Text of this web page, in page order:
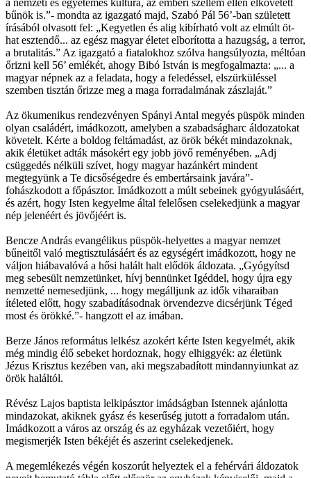
bűnök is.”- mondta az igazgató majd, Szabó Pál 56’-ban született
írásából olvasott fel: „Kegyetlen és alig kibírható volt az elmúlt öt-
hat esztendő... az egész magyar életet elborította a hazugság, a terror,
a brutalitás.” Az igazgató a fiatalokhoz szólva hangsúlyozta, méltóan
őrizni kell 56’ emlékét, ahogy Bibó István is megfogalmazta: „... a
magyar népnek az a feladata, hogy a feledéssel, elszürküléssel
szemben tisztán őrizze meg a maga forradalmának zászlaját.”
Az ökumenikus rendezvényen Spányi Antal megyés püspök minden
olyan családért, imádkozott, amelyben a szabadságharc áldozatokat
követelt. Kérte a boldog feltámadást, az örök békét mindazoknak,
akik életüket adták másokért egy jobb jövő reményében. „Adj
csüggedés nélküli szívet, hogy magyar hazánkért mindent
megtegyünk a Te dicsőségedre és embertársaink javára”-
fohászkodott a főpásztor. Imádkozott a múlt sebeinek gyógyulásáért,
és azért, hogy Isten kegyelme által felelősen cselekedjünk a magyar
nép jelenéért és jövőjéért is.
Bencze András evangélikus püspök-helyettes a magyar nemzet
bűneitől való megtisztulásáért és az egységért imádkozott, hogy ne
váljon hiábavalóvá a hősi halált halt elődök áldozata. „Gyógyítsd
meg sebesült nemzetünket, hívj bennünket Igéddel, hogy újra egy
nemzetté nemesedjünk, ... hogy megálljunk az idők viharaiban
ítéleted előtt, hogy szabadításodnak örvendezve dicsérjünk Téged
most és örökké.”- hangzott el az imában.
Berze János református lelkész azokért kérte Isten kegyelmét, akik
még mindig élő sebeket hordoznak, hogy elhiggyék: az életünk
Jézus Krisztus kezében van, aki megszabadított mindannyiunkat az
örök haláltól.
Révész Lajos baptista lelkipásztor imádságban Istennek ajánlotta
mindazokat, akiknek gyász és keserűség jutott a forradalom után.
Imádkozott a város az ország és az egyházak vezetőiért, hogy
megismerjék Isten békéjét és aszerint cselekedjenek.
A megemlékezés végén koszorút helyeztek el a fehérvári áldozatok